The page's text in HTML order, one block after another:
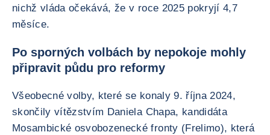
nichž vláda očekává, že v roce 2025 pokryjí 4,7
měsíce.
Po sporných volbách by nepokoje mohly
připravit půdu pro reformy
Všeobecné volby, které se konaly 9. října 2024,
skončily vítězstvím Daniela Chapa, kandidáta
Mosambické osvobozenecké fronty (Frelimo), která